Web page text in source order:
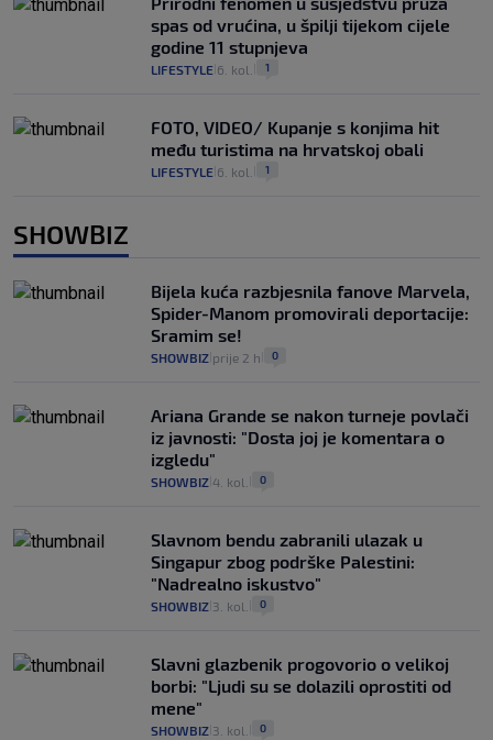
spas od vrućina, u špilji tijekom cijele
godine 11 stupnjeva
LIFESTYLE 6. kol. 1
FOTO, VIDEO/ Kupanje s konjima hit
među turistima na hrvatskoj obali
LIFESTYLE 6. kol. 1
SHOWBIZ
Bijela kuća razbjesnila fanove Marvela,
Spider-Manom promovirali deportacije:
Sramim se!
SHOWBIZ prije 2 h 0
Ariana Grande se nakon turneje povlači
iz javnosti: "Dosta joj je komentara o
izgledu"
SHOWBIZ 4. kol. 0
Slavnom bendu zabranili ulazak u
Singapur zbog podrške Palestini:
"Nadrealno iskustvo"
SHOWBIZ 3. kol. 0
Slavni glazbenik progovorio o velikoj
borbi: "Ljudi su se dolazili oprostiti od
mene"
SHOWBIZ 3. kol. 0